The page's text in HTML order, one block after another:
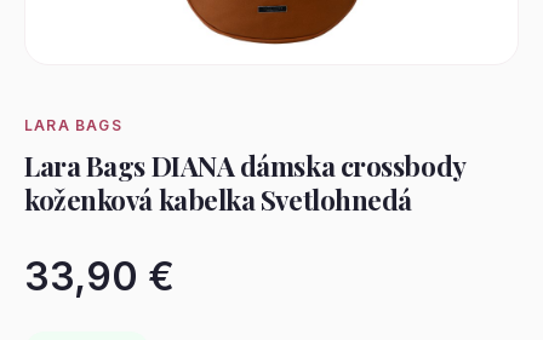
LARA BAGS
Lara Bags DIANA dámska crossbody
koženková kabelka Svetlohnedá
33,90 €